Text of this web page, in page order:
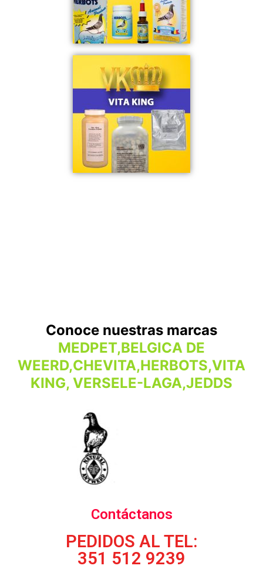
Conoce nuestras marcas
MEDPET,BELGICA DE
WEERD,CHEVITA,HERBOTS,VITA
KING, VERSELE-LAGA,JEDDS
Contáctanos
PEDIDOS AL TEL:
351 512 9239